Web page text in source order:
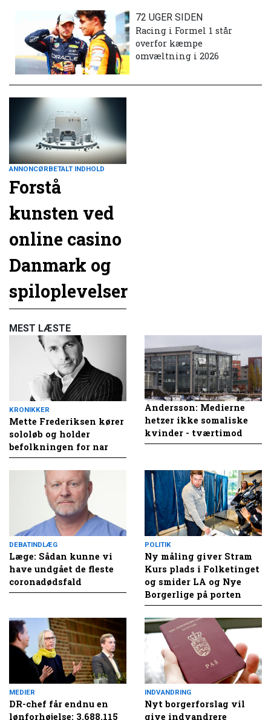
72 UGER SIDEN
Racing i Formel 1 står
overfor kæmpe
omvæltning i 2026
ANNONCØRBETALT INDHOLD
Forstå
kunsten ved
online casino
Danmark og
spiloplevelser
MEST LÆSTE
KRONIKKER
Mette Frederiksen kører
sololøb og holder
befolkningen for nar
Andersson: Medierne
hetzer ikke somaliske
kvinder - tværtimod
DEBATINDLÆG
Læge: Sådan kunne vi
have undgået de fleste
coronadødsfald
POLITIK
Ny måling giver Stram
Kurs plads i Folketinget
og smider LA og Nye
Borgerlige på porten
MEDIER
DR-chef får endnu en
lønforhøjelse: 3.688.115
INDVANDRING
Nyt borgerforslag vil
give indvandrere